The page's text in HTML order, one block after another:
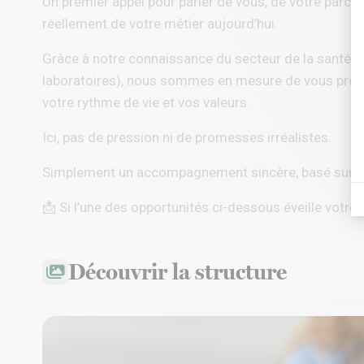
réellement de votre métier aujourd’hui.
Grâce à notre connaissance du secteur de la santé
laboratoires), nous sommes en mesure de vous
votre rythme de vie et vos valeurs.
Ici, pas de pression ni de promesses irréalistes.
Simplement un accompagnement sincère, basé sur
📩 Si l’une des opportunités ci-dessous éveille votre
Découvrir la structure